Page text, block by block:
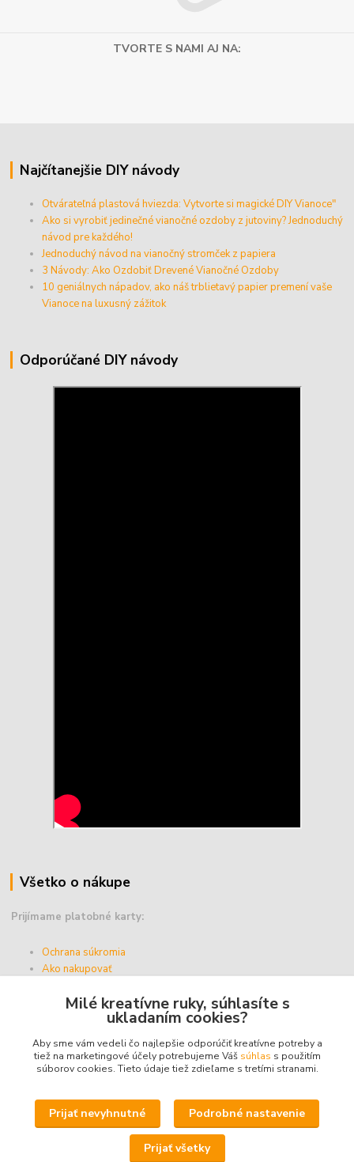
TVORTE S NAMI AJ NA:
Najčítanejšie DIY návody
Otvárateľná plastová hviezda: Vytvorte si magické DIY Vianoce"
Ako si vyrobiť jedinečné vianočné ozdoby z jutoviny? Jednoduchý
návod pre každého!
Jednoduchý návod na vianočný stromček z papiera
3 Návody: Ako Ozdobiť Drevené Vianočné Ozdoby
10 geniálnych nápadov, ako náš trblietavý papier premení vaše
Vianoce na luxusný zážitok
Odporúčané DIY návody
Všetko o nákupe
Prijímame platobné karty:
Ochrana súkromia
Ako nakupovať
Doprava a platba
Obchodné podmienky
Upravit sběr cookies.
© 2025 - ABZ Trio, s.r.o. - kreativneruky.sk, All Rights Reserved.
Milé kreatívne ruky, súhlasíte s
ukladaním cookies?
Aby sme vám vedeli čo najlepšie odporúčiť kreatívne potreby a
tiež na marketingové účely potrebujeme Váš súhlas s použitím
súborov cookies. Tieto údaje tiež zdieľame s tretími stranami.
Prijať nevyhnutné Podrobné nastavenie
Prijať všetky